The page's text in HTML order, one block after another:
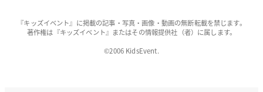
『キッズイベント』に掲載の記事・写真・画像・動画の無断転載を禁じます。
著作権は『キッズイベント』またはその情報提供社（者）に属します。
©2006 KidsEvent.